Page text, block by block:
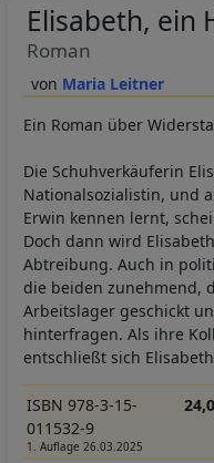
Maria Leitner
Elisabeth, ein
Roman
Ein Roman über
Die Schuhverkäuferin
Nationalsozialistin, und
Erwin kennen lernt,
Doch dann wird
Abtreibung. Auch in
die beiden zunehmend,
Arbeitslager geschickt
hinterfragen. Als ihre
entschließt sich
ISBN 978-3-15-
011532-9
1. Auflage 26.03.2025